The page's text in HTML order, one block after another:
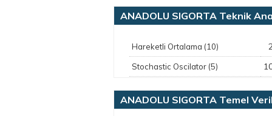
ANADOLU SIGORTA Teknik
Hareketli Ortalama (10)
Stochastic Oscilator (5)
ANADOLU SIGORTA Temel